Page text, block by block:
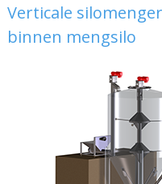
Verticale
binnen mengsilo